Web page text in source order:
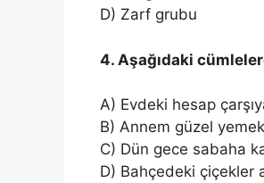
D) Zarf grubu
4. Aşağıdaki
A) Evdeki hesap
B) Annem güzel
C) Dün gece sabaha
D) Bahçedeki çiçekler